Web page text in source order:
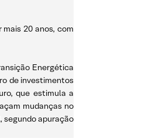
20 anos, com
Energética
de investimentos
que estimula a
mudanças no
segundo apuração